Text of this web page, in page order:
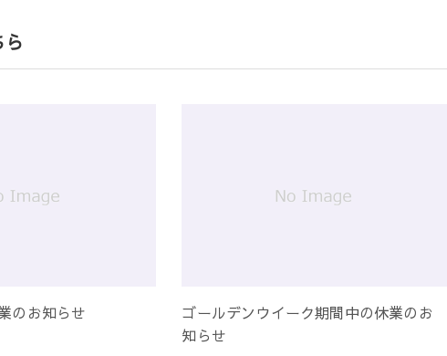
のお知らせ
ゴールデンウイーク期間中の休業のお
知らせ